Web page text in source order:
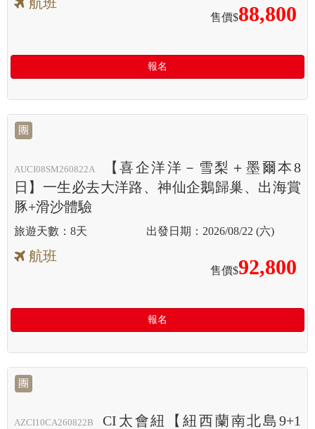
售價$88,800
報名
團
AUCI08SM260822A
【喜企洋洋－雪梨＋墨爾本8
日】一生必去大洋路、神仙企鵝歸巢、出海賞
豚+滑沙體驗
8天 2026/08/22 (六)
航班
售價$92,800
報名
團
AZCI10CA260822B
CI太會紐【紐西蘭南北島9+1